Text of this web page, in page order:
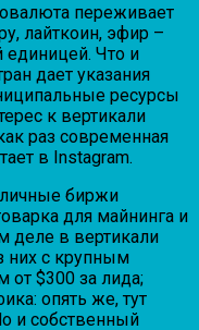
переживает
лайткоин, эфир –
единицей. Что и
дает указания
ресурсы
к вертикали
раз современная
в Instagram.
биржи
для майнинга и
деле в вертикали
них с крупным
от $300 за лида;
опять же, тут
и собственный